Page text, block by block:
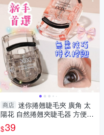
商店 迷你捲翹睫毛夾 廣角 太
陽花 自然捲翹夾睫毛器 方便攜
帶 睫毛器
$39